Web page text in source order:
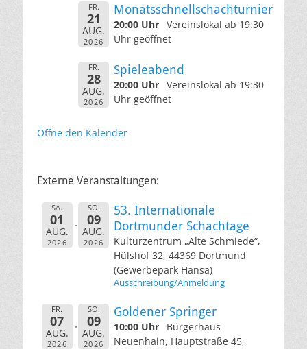
FR.
21
AUG.
2026
Monatsschnellschachturnier
20:00 Uhr Vereinslokal ab 19:30
Uhr geöffnet
FR.
28
AUG.
2026
Spieleabend
20:00 Uhr Vereinslokal ab 19:30
Uhr geöffnet
Öffne den Kalender
Externe Veranstaltungen:
SA.
01
AUG.
2026
SO.
09
AUG.
2026
53. Internationale
Dortmunder Schachtage
Kulturzentrum „Alte Schmiede“,
Hülshof 32, 44369 Dortmund
(Gewerbepark Hansa)
Ausschreibung/Anmeldung
FR.
07
AUG.
2026
SO.
09
AUG.
2026
Goldener Springer
10:00 Uhr
Bürgerhaus
Neuenhain, Hauptstraße 45,